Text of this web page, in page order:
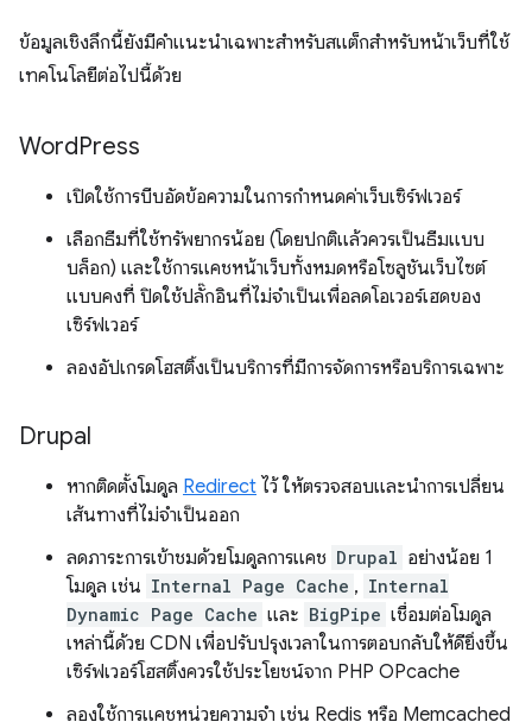
ข้อมูลเชิงลึกนี้ยังมีคำแนะนำเฉพาะสำหรับสแต็กสำหรับหน้าเว็บที่ใช้
เทคโนโลยีต่อไปนี้ด้วย
WordPress
เปิดใช้การบีบอัดข้อความในการกำหนดค่าเว็บเซิร์ฟเวอร์
เลือกธีมที่ใช้ทรัพยากรน้อย (โดยปกติแล้วควรเป็นธีมแบบ
บล็อก) และใช้การแคชหน้าเว็บทั้งหมดหรือโซลูชันเว็บไซต์
แบบคงที่ ปิดใช้ปลั๊กอินที่ไม่จำเป็นเพื่อลดโอเวอร์เฮดของ
เซิร์ฟเวอร์
ลองอัปเกรดโฮสติ้งเป็นบริการที่มีการจัดการหรือบริการเฉพาะ
Drupal
หากติดตั้งโมดูล Redirect ไว้ ให้ตรวจสอบและนำการเปลี่ยน
เส้นทางที่ไม่จำเป็นออก
ลดภาระการเข้าชมด้วยโมดูลการแคช Drupal อย่างน้อย 1
โมดูล เช่น Internal Page Cache , Internal
Dynamic Page Cache และ BigPipe เชื่อมต่อโมดูล
เหล่านี้ด้วย CDN เพื่อปรับปรุงเวลาในการตอบกลับให้ดียิ่งขึ้น
เซิร์ฟเวอร์โฮสติ้งควรใช้ประโยชน์จาก PHP OPcache
ลองใช้การแคชหน่วยความจำ เช่น Redis หรือ Memcached